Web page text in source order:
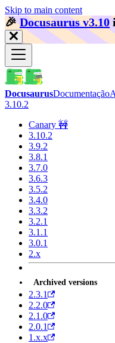
Skip to main content
🎉️Docusaurus v3.10
DocusaurusDocumentação
3.10.2
Canary 🚧
3.10.2
3.9.2
3.8.1
3.7.0
3.6.3
3.5.2
3.4.0
3.3.2
3.2.1
3.1.1
3.0.1
2.x
Archived versions
2.3.1
2.2.0
2.1.0
2.0.1
1.x.x